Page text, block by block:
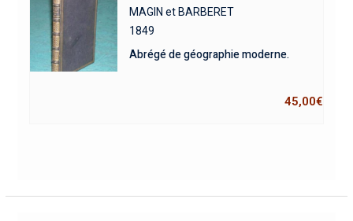
MAGIN et BARBERET
1849
Abrégé de géographie moderne.
45,00€